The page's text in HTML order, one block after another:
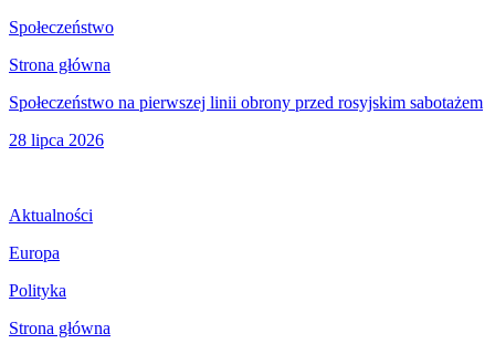
Społeczeństwo
Strona główna
Społeczeństwo na pierwszej linii obrony przed rosyjskim sabotażem
28 lipca 2026
Aktualności
Europa
Polityka
Strona główna